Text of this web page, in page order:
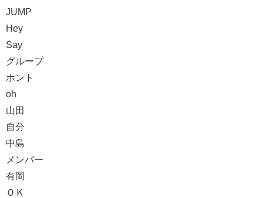
JUMP
Hey
Say
グループ
ホント
oh
山田
自分
中島
メンバー
有岡
ＯＫ